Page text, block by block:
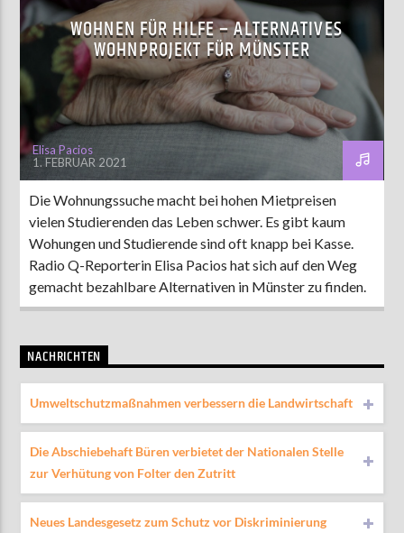
WOHNEN FÜR HILFE – ALTERNATIVES
WOHNPROJEKT FÜR MÜNSTER
Elisa Pacios
1. FEBRUAR 2021
Die Wohnungssuche macht bei hohen Mietpreisen
vielen Studierenden das Leben schwer. Es gibt kaum
Wohungen und Studierende sind oft knapp bei Kasse.
Radio Q-Reporterin Elisa Pacios hat sich auf den Weg
gemacht bezahlbare Alternativen in Münster zu finden.
NACHRICHTEN
Umweltschutzmaßnahmen verbessern die Landwirtschaft
Die Abschiebehaft Büren verbietet der Nationalen Stelle
zur Verhütung von Folter den Zutritt
Neues Landesgesetz zum Schutz vor Diskriminierung